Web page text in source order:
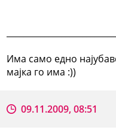
Има само едно
мајка го има :))
09.11.2009, 08:51